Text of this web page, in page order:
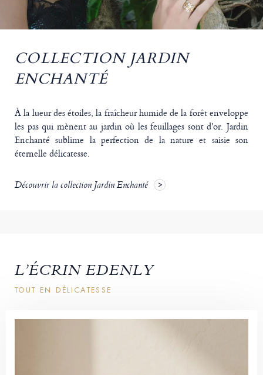
COLLECTION JARDIN
ENCHANTÉ
À la lueur des étoiles, la fraîcheur humide de la forêt enveloppe
les pas qui mènent au jardin où les feuillages sont d'or. Jardin
Enchanté sublime la perfection de la nature et saisie son
éternelle délicatesse.
Découvrir la collection Jardin Enchanté
L’ÉCRIN EDENLY
TOUT EN DÉLICATESSE